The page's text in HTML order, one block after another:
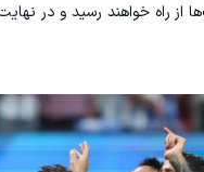
از راه خواهند رسید و در